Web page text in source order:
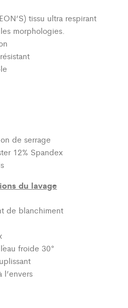
tissu ultra respirant
morphologies.
de serrage
12% Spandex
du lavage
de blanchiment
froide 30°
l’envers